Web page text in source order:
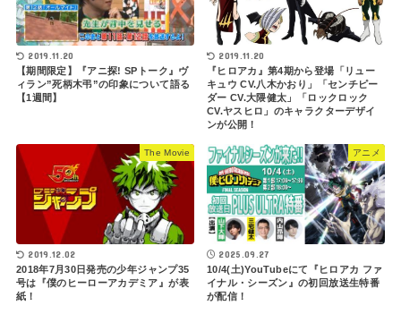
2019.11.20
【期間限定】『アニ探! SPトーク』ヴ
ィラン”死柄木弔”の印象について語る
【1週間】
2019.11.20
『ヒロアカ』第4期から登場「リュー
キュウ CV.八木かおり」「センチピー
ダー CV.大隈健太」「ロックロック
CV.ヤスヒロ」のキャラクターデザイ
ンが公開！
The Movie
2019.12.02
2018年7月30日発売の少年ジャンプ35
号は『僕のヒーローアカデミア』が表
紙！
アニメ
2025.09.27
10/4(土)YouTubeにて『ヒロアカ ファ
イナル・シーズン』の初回放送生特番
が配信！